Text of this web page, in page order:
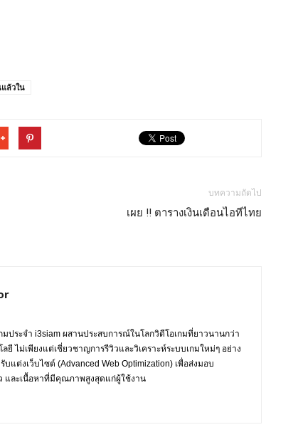
แล้วใน
บทความถัดไป
เผย !! ตารางเงินเดือนไอทีไทย
ประจำ i3siam ผสานประสบการณ์ในโลกวิดีโอเกมที่ยาวนานกว่า
ยี ไม่เพียงแต่เชี่ยวชาญการรีวิวและวิเคราะห์ระบบเกมใหม่ๆ อย่าง
บแต่งเว็บไซต์ (Advanced Web Optimization) เพื่อส่งมอบ
และเนื้อหาที่มีคุณภาพสูงสุดแก่ผู้ใช้งาน